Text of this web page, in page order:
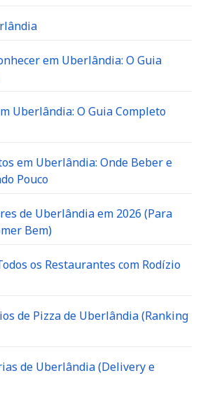
em Uberlândia: O Guia
Uberlândia: O Guia Completo
em Uberlândia: Onde Beber e
Pouco
de Uberlândia em 2026 (Para
Bem)
os Restaurantes com Rodízio
de Pizza de Uberlândia (Ranking
de Uberlândia (Delivery e